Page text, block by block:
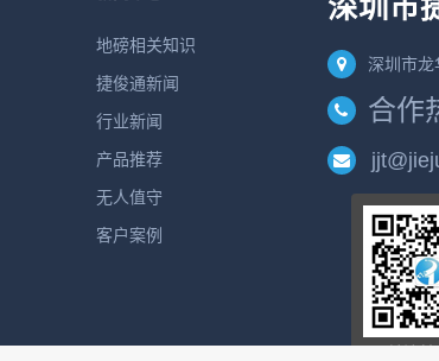
地磅相关知识
捷俊通新闻
行业新闻
产品推荐
无人值守
客户案例
深圳市
深圳市龙
合作